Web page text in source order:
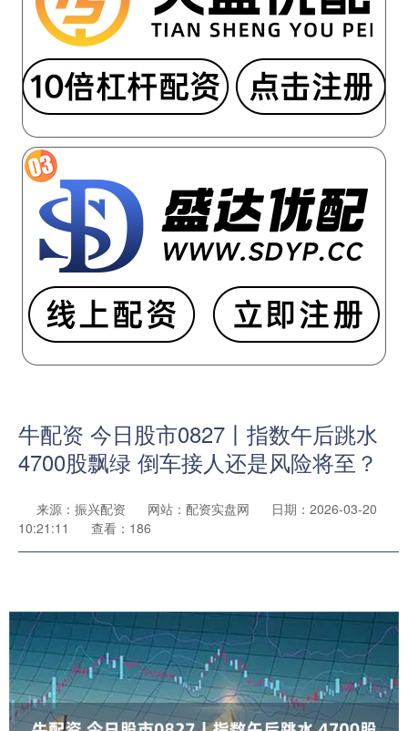
牛配资 今日股市0827丨指数午后跳水
4700股飘绿 倒车接人还是风险将至？
来源：振兴配资 网站：配资实盘网
日期：2026-03-20
10:21:11
查看：186